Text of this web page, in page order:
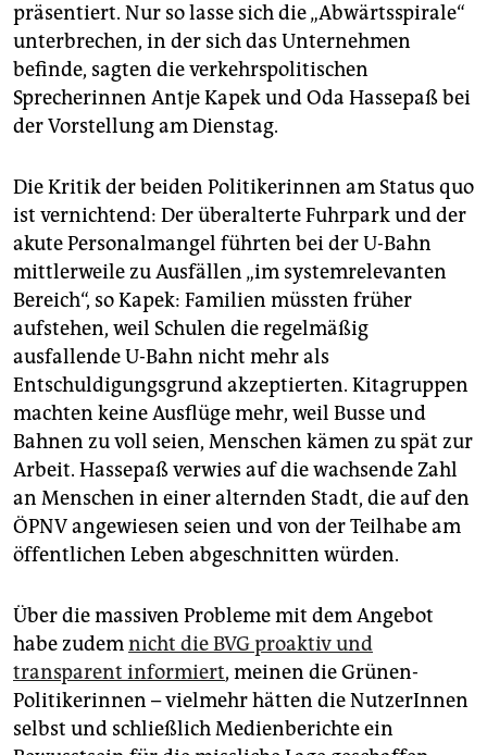
präsentiert. Nur so lasse sich die „Abwärtsspirale“
unterbrechen, in der sich das Unternehmen
befinde, sagten die verkehrspolitischen
Sprecherinnen Antje Kapek und Oda Hassepaß bei
der Vorstellung am Dienstag.
Die Kritik der beiden Politikerinnen am Status quo
ist vernichtend: Der überalterte Fuhrpark und der
akute Personalmangel führten bei der U-Bahn
mittlerweile zu Ausfällen „im systemrelevanten
Bereich“, so Kapek: Familien müssten früher
aufstehen, weil Schulen die regelmäßig
ausfallende U-Bahn nicht mehr als
Entschuldigungsgrund akzeptierten. Kitagruppen
machten keine Ausflüge mehr, weil Busse und
Bahnen zu voll seien, Menschen kämen zu spät zur
Arbeit. Hassepaß verwies auf die wachsende Zahl
an Menschen in einer alternden Stadt, die auf den
ÖPNV angewiesen seien und von der Teilhabe am
öffentlichen Leben abgeschnitten würden.
Über die massiven Probleme mit dem Angebot
habe zudemnicht die BVG proaktiv und
transparent informiert, meinen die Grünen-
Politikerinnen – vielmehr hätten die NutzerInnen
selbst und schließlich Medienberichte ein